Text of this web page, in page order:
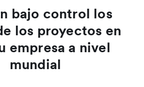
bajo control los
los proyectos en
empresa a nivel
mundial